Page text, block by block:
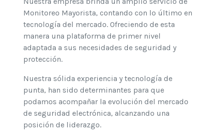
Monitoreo Mayorista, contando con lo último en
tecnología del mercado. Ofreciendo de esta
manera una plataforma de primer nivel
adaptada a sus necesidades de seguridad y
protección.
Nuestra sólida experiencia y tecnología de
punta, han sido determinantes para que
podamos acompañar la evolución del mercado
de seguridad electrónica, alcanzando una
posición de liderazgo.